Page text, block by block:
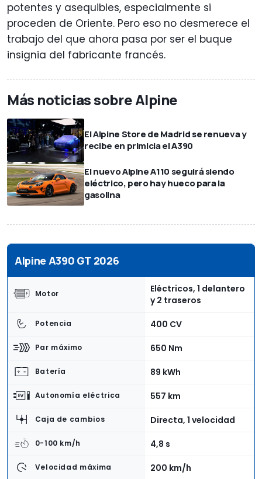
potentes y asequibles, especialmente si
proceden de Oriente. Pero eso no desmerece el
trabajo del que ahora pasa por ser el buque
insignia del fabricante francés.
Más noticias sobre Alpine
El Alpine Store de Madrid se renueva y
recibe en primicia el A390
El nuevo Alpine A110 seguirá siendo
eléctrico, pero hay hueco para la
gasolina
Alpine A390 GT 2026
Motor
Eléctricos, 1 delantero
y 2 traseros
Potencia 400 CV
Par máximo 650 Nm
Batería 89 kWh
Autonomía eléctrica 557 km
Caja de cambios Directa, 1 velocidad
0-100 km/h 4,8 s
Velocidad máxima 200 km/h